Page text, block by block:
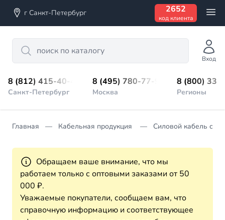
г Санкт-Петербург 2652
код клиента
Search
Вход
8 (812) 415-40-45
Санкт-Петербург
8 (495) 780-77-98
Москва
8 (800)
Регионы
Главная Кабельная продукция Силовой кабель с
Обращаем ваше внимание, что мы
работаем только с оптовыми заказами от 50
000 ₽.
Уважаемые покупатели, сообщаем вам, что
справочную информацию и соответствующее